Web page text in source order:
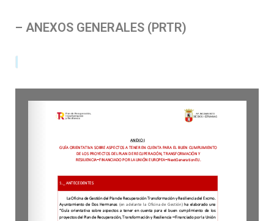
– ANEXOS GENERALES (PRTR)